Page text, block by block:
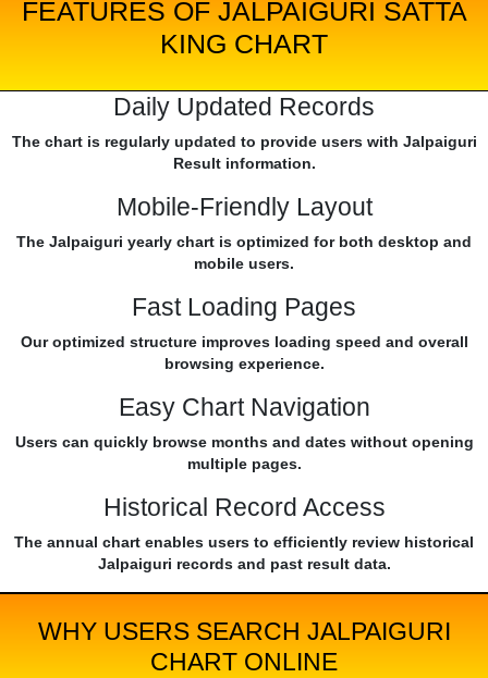
FEATURES OF JALPAIGURI SATTA
KING CHART
Daily Updated Records
The chart is regularly updated to provide users with Jalpaiguri
Result information.
Mobile-Friendly Layout
The Jalpaiguri yearly chart is optimized for both desktop and
mobile users.
Fast Loading Pages
Our optimized structure improves loading speed and overall
browsing experience.
Easy Chart Navigation
Users can quickly browse months and dates without opening
multiple pages.
Historical Record Access
The annual chart enables users to efficiently review historical
Jalpaiguri records and past result data.
WHY USERS SEARCH JALPAIGURI
CHART ONLINE